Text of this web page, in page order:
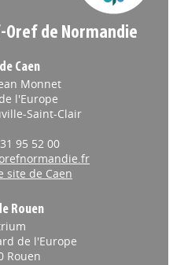
de Normandie
Caen
Monnet
l'Europe
Saint-Clair
95 52 00
site de Caen
Rouen
de l'Europe
Rouen